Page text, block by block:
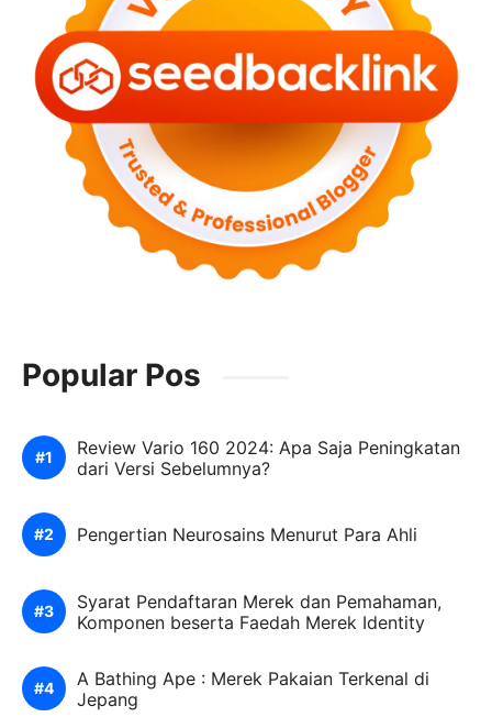
Popular Pos
Review Vario 160 2024: Apa Saja Peningkatan
dari Versi Sebelumnya?
Pengertian Neurosains Menurut Para Ahli
Syarat Pendaftaran Merek dan Pemahaman,
Komponen beserta Faedah Merek Identity
A Bathing Ape : Merek Pakaian Terkenal di
Jepang